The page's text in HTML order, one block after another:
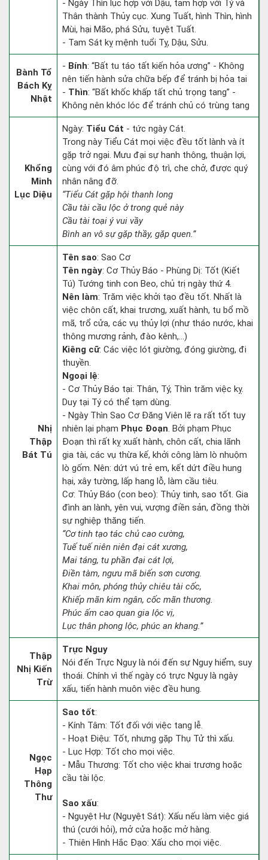
- Ngày Thìn lục hợp với Dậu, tam hợp với Tý và
Thân thành Thủy cục. Xung Tuất, hình Thìn, hình
Mùi, hại Mão, phá Sửu, tuyệt Tuất.
- Tam Sát kỵ mệnh tuổi Tỵ, Dậu, Sửu.
Bành Tổ
Bách Kỵ
Nhật
- Bính: “Bất tu táo tất kiến hỏa ương” - Không
nên tiến hành sửa chữa bếp để tránh bị hỏa tai
- Thìn: “Bất khốc khấp tất chủ trọng tang” -
Không nên khóc lóc để tránh chủ có trùng tang
Khổng
Minh
Lục Diệu
Ngày: Tiểu Cát - tức ngày Cát.
Trong này Tiểu Cát mọi việc đều tốt lành và ít
gặp trở ngại. Mưu đại sự hanh thông, thuận lợi,
cùng với đó âm phúc độ trì, che chở, được quý
nhân nâng đỡ.
“Tiểu Cát gặp hội thanh long
Cầu tài cầu lộc ở trong quẻ này
Cầu tài toại ý vui vầy
Bình an vô sự gặp thầy, gặp quen.”
Nhị
Thập
Bát Tú
Tên sao: Sao Cơ
Tên ngày: Cơ Thủy Báo - Phùng Dị: Tốt (Kiết
Tú) Tướng tinh con Beo, chủ trị ngày thứ 4.
Nên làm: Trăm việc khởi tạo đều tốt. Nhất là
việc chôn cất, khai trương, xuất hành, tu bổ mồ
mã, trổ cửa, các vụ thủy lợi (như tháo nước, khai
thông mương rảnh, đào kênh,...)
Kiêng cữ: Các việc lót giường, đóng giường, đi
thuyền.
Ngoại lệ:
- Cơ Thủy Báo tại: Thân, Tý, Thìn trăm việc kỵ.
Duy tại Tý có thể tạm dùng.
- Ngày Thìn Sao Cơ Đăng Viên lẽ ra rất tốt tuy
nhiên lại phạm Phục Đoạn. Bởi phạm Phục
Đoạn thì rất kỵ xuất hành, chôn cất, chia lãnh
gia tài, các vụ thừa kế, khởi công làm lò nhuộm
lò gốm. Nên: dứt vú trẻ em, kết dứt điều hung
hại, xây tường, lấp hang lỗ, làm cầu tiêu.
Cơ: Thủy Báo (con beo): Thủy tinh, sao tốt. Gia
đình an lành, yên vui, vượng điền sản, đồng thời
sự nghiệp thăng tiến.
“Cơ tinh tạo tác chủ cao cường,
Tuế tuế niên niên đại cát xương,
Mai táng, tu phần đại cát lợi,
Điền tàm, ngưu mã biến sơn cương.
Khai môn, phóng thủy chiêu tài cốc,
Khiếp mãn kim ngân, cốc mãn thương.
Phúc ấm cao quan gia lộc vị,
Lục thân phong lộc, phúc an khang.”
Thập
Nhị Kiến
Trừ
Trực Nguy
Nói đến Trực Nguy là nói đến sự Nguy hiểm, suy
thoái. Chính vì thế ngày có trực Nguy là ngày
xấu, tiến hành muôn việc đều hung.
Ngọc
Hạp
Thông
Thư
Sao tốt:
- Kính Tâm: Tốt đối với việc tang lễ.
- Hoạt Điệu: Tốt, nhưng gặp Thụ Tử thì xấu.
- Lục Hợp: Tốt cho mọi việc.
- Mẫu Thương: Tốt cho việc khai trương hoặc
cầu tài lộc.
Sao xấu:
- Nguyệt Hư (Nguyệt Sát): Xấu nếu làm việc giá
thú (cưới hỏi), mở cửa hoặc mở hàng.
- Thiên Hình Hắc Đạo: Xấu cho mọi việc.